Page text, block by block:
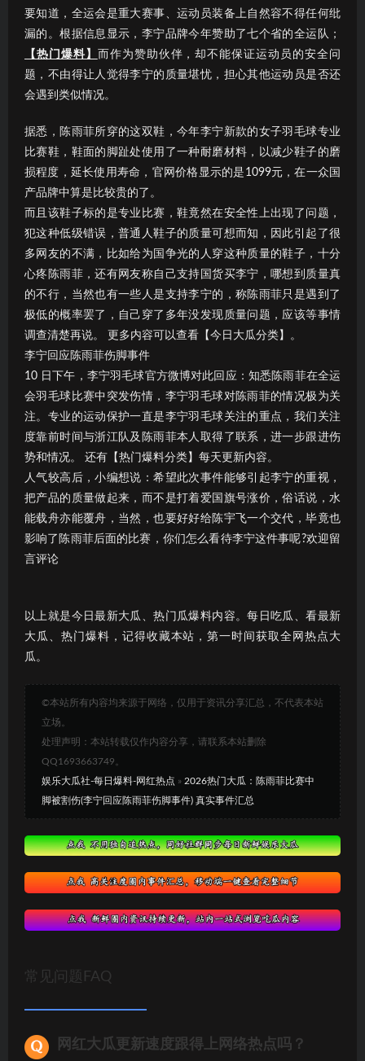
要知道，全运会是重大赛事、运动员装备上自然容不得任何纰
漏的。根据信息显示，李宁品牌今年赞助了七个省的全运队；
【热门爆料】 而作为赞助伙伴，却不能保证运动员的安全问
题，不由得让人觉得李宁的质量堪忧，担心其他运动员是否还
会遇到类似情况。
据悉，陈雨菲所穿的这双鞋，今年李宁新款的女子羽毛球专业
比赛鞋，鞋面的脚趾处使用了一种耐磨材料，以减少鞋子的磨
损程度，延长使用寿命，官网价格显示的是1099元，在一众国
产品牌中算是比较贵的了。
而且该鞋子标的是专业比赛，鞋竟然在安全性上出现了问题，
犯这种低级错误，普通人鞋子的质量可想而知，因此引起了很
多网友的不满，比如给为国争光的人穿这种质量的鞋子，十分
心疼陈雨菲，还有网友称自己支持国货买李宁，哪想到质量真
的不行，当然也有一些人是支持李宁的，称陈雨菲只是遇到了
极低的概率罢了，自己穿了多年没发现质量问题，应该等事情
调查清楚再说。 更多内容可以查看【今日大瓜分类】。
李宁回应陈雨菲伤脚事件
10 日下午，李宁羽毛球官方微博对此回应：知悉陈雨菲在全运
会羽毛球比赛中突发伤情，李宁羽毛球对陈雨菲的情况极为关
注。专业的运动保护一直是李宁羽毛球关注的重点，我们关注
度靠前时间与浙江队及陈雨菲本人取得了联系，进一步跟进伤
势和情况。 还有【热门爆料分类】每天更新内容。
人气较高后，小编想说：希望此次事件能够引起李宁的重视，
把产品的质量做起来，而不是打着爱国旗号涨价，俗话说，水
能载舟亦能覆舟，当然，也要好好给陈宇飞一个交代，毕竟也
影响了陈雨菲后面的比赛，你们怎么看待李宁这件事呢?欢迎留
言评论
以上就是今日最新大瓜、热门瓜爆料内容。每日吃瓜、看最新
大瓜、热门爆料，记得收藏本站，第一时间获取全网热点大
瓜。
©本站所有内容均来源于网络，仅用于资讯分享汇总，不代表本站
立场。
处理声明：本站转载仅作内容分享，请联系本站删除
QQ1693663749。
娱乐大瓜社-每日爆料-网红热点 » 2026热门大瓜：陈雨菲比赛中
脚被割伤(李宁回应陈雨菲伤脚事件) 真实事件汇总
常见问题FAQ
网红大瓜更新速度跟得上网络热点吗？